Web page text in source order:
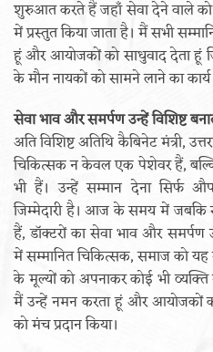
शुरुआत करते हैं जहाँ सेवा देने वाले को
में प्रस्तुत किया जाता है। मैं सभी
हूं और आयोजकों को साधुवाद देता हूं
के मौन नायकों को सामने लाने का कार्य
सेवा भाव और समर्पण उन्हें विशिष्ट
अति विशिष्ट अतिथि कैबिनेट मंत्री,
चिकित्सक न केवल एक पेशेवर हैं,
भी हैं। उन्हें सम्मान देना सिर्फ
जिम्मेदारी है। आज के समय में जबकि
हैं, डॉक्टरों का सेवा भाव और समर्पण
में सम्मानित चिकित्सक, समाज को
के मूल्यों को अपनाकर कोई भी
मैं उन्हें नमन करता हूं और आयोजकों
को मंच प्रदान किया।